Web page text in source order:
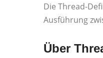
Die Thread-
Ausführung
Über